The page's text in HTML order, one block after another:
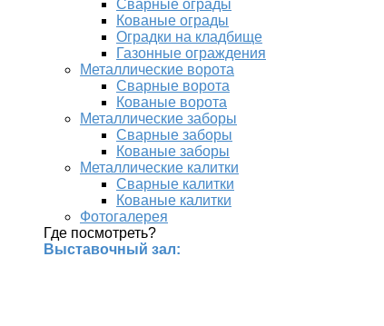
Сварные ограды
Кованые ограды
Оградки на кладбище
Газонные ограждения
Металлические ворота
Сварные ворота
Кованые ворота
Металлические заборы
Сварные заборы
Кованые заборы
Металлические калитки
Сварные калитки
Кованые калитки
Фотогалерея
Где посмотреть?
Выставочный зал: